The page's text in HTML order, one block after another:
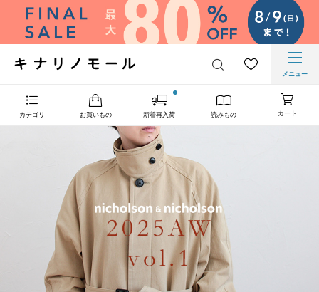
メニュー
カテゴリ お買いもの 新着再入荷 読みもの カート